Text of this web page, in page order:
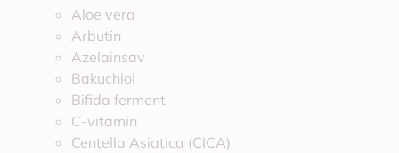
Aloe vera
Arbutin
Azelainsav
Bakuchiol
Bifida ferment
C-vitamin
Centella Asiatica (CICA)